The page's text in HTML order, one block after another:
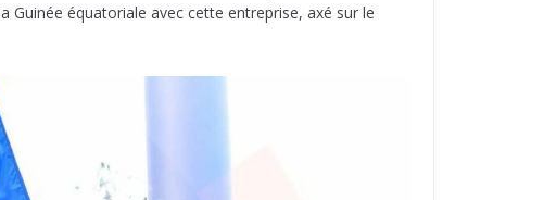
équatoriale avec cette entreprise, axé sur le